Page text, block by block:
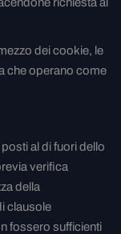
dei cookie, le
che operano come
al di fuori dello
verifica
della
clausole
fossero sufficienti